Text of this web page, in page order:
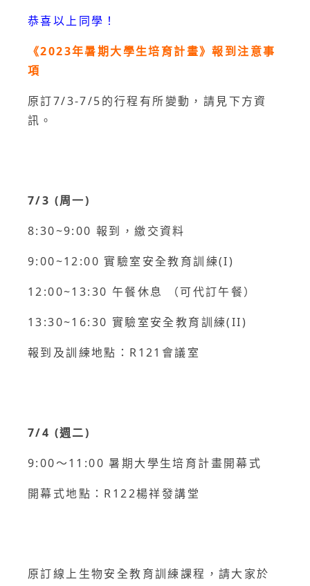
恭喜以上同學！
《2023年暑期大學生培育計畫》報到注意事
項
原訂7/3-7/5的行程有所變動，請見下方資
訊。
7/3 (周一)
8:30~9:00 報到，繳交資料
9:00~12:00 實驗室安全教育訓練(I)
12:00~13:30 午餐休息 （可代訂午餐）
13:30~16:30 實驗室安全教育訓練(II)
報到及訓練地點：R121會議室
7/4 (週二)
9:00～11:00 暑期大學生培育計畫開幕式
開幕式地點：R122楊祥發講堂
原訂線上生物安全教育訓練課程，請大家於